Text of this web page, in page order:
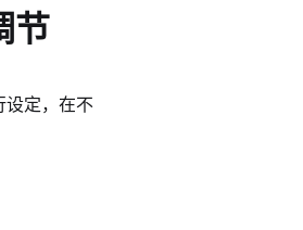
节
设定，在不